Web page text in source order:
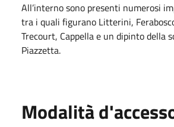
All’interno sono presenti numerosi
tra i quali figurano Litterini,
Trecourt, Cappella e un dipinto della
Piazzetta.
Modalità